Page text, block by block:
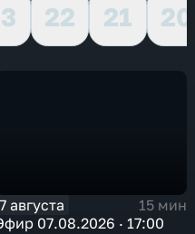
22 21
20
7 августа
15 мин
07.08.2026 · 17:00